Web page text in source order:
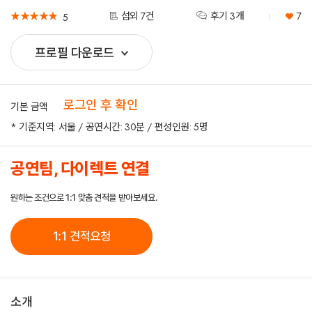
★★★★★
★★★★★ 5 섭외 7건 후기 3개 7
프로필 다운로드
기본 금액 로그인 후 확인
* 기준지역: 서울 / 공연시간: 30분 / 편성인원: 5명
공연팀, 다이렉트 연결
원하는 조건으로 1:1 맞춤 견적을 받아보세요.
1:1 견적요청
소개